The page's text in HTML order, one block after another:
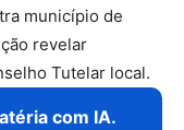
município de
revelar
Tutelar local.
com IA.